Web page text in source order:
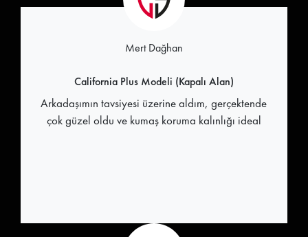
Mert Dağhan
California Plus Modeli (Kapalı Alan)
Arkadaşımın tavsiyesi üzerine aldım, gerçektende
çok güzel oldu ve kumaş koruma kalınlığı ideal